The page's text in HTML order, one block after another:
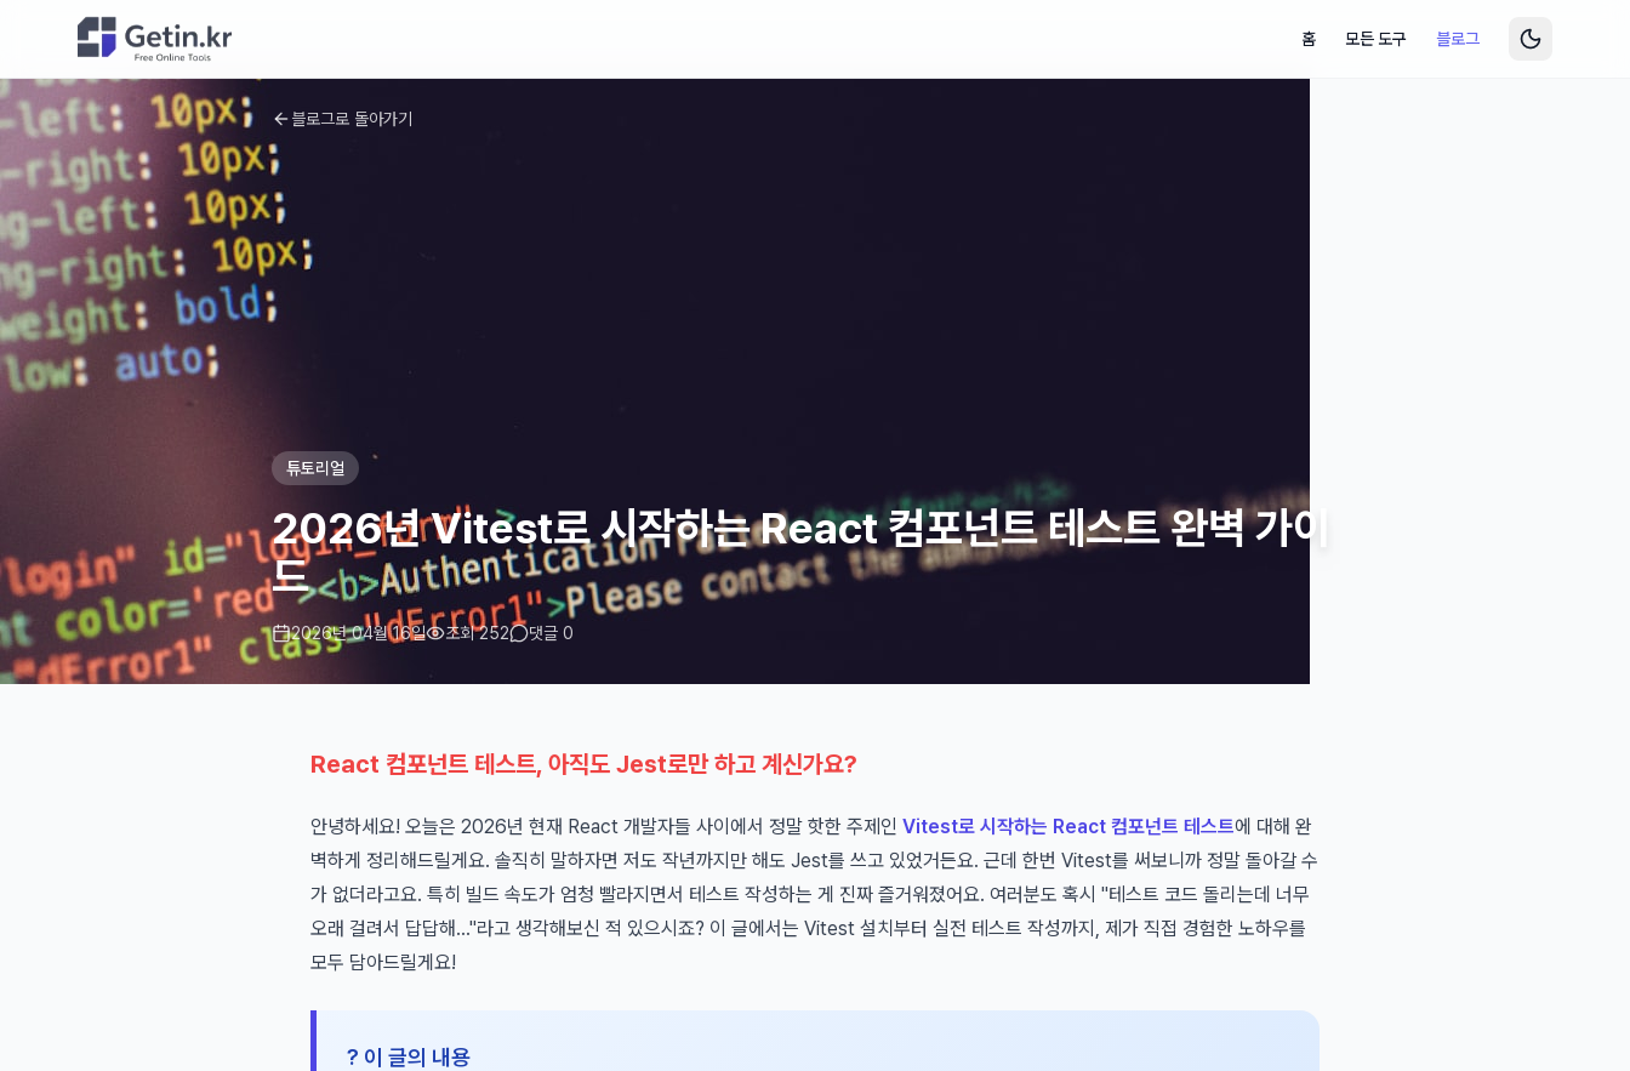
홈 모든 도구 블로그
블로그로 돌아가기
튜토리얼
2026년 Vitest로 시작하는 React 컴포넌트 테스트 완벽 가이
드
2026년 04월 16일 조회 252 댓글 0
React 컴포넌트 테스트, 아직도 Jest로만 하고 계신가요?
안녕하세요! 오늘은 2026년 현재 React 개발자들 사이에서 정말 핫한 주제인 Vitest로 시작하는 React 컴포넌트 테스트에 대해 완
벽하게 정리해드릴게요. 솔직히 말하자면 저도 작년까지만 해도 Jest를 쓰고 있었거든요. 근데 한번 Vitest를 써보니까 정말 돌아갈 수
가 없더라고요. 특히 빌드 속도가 엄청 빨라지면서 테스트 작성하는 게 진짜 즐거워졌어요. 여러분도 혹시 "테스트 코드 돌리는데 너무
오래 걸려서 답답해..."라고 생각해보신 적 있으시죠? 이 글에서는 Vitest 설치부터 실전 테스트 작성까지, 제가 직접 경험한 노하우를
모두 담아드릴게요!
? 이 글의 내용